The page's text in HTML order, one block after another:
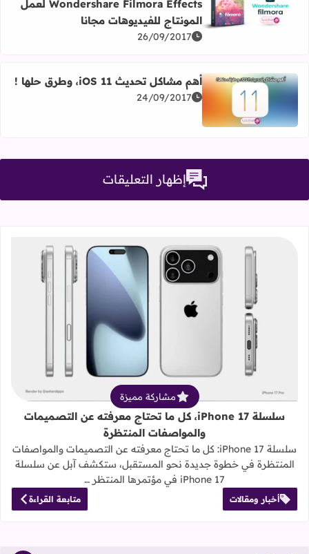
اقرأ المزيد عن جميع إضافات تأثيرات برنامج Wondershare Filmora Effects لعمل المونتاج للفيديوهات مجانا
Wondershare Filmora Effects لعمل
المونتاج للفيديوهات مجانا
26/09/2017
اقرأ المزيد عن أهم مشاكل تحديث iOS 11، وطرق حلها !
أهم مشاكل تحديث iOS 11، وطرق حلها !
24/09/2017
إظهار التعليقات
قراءة المزيد عن سلسلة iPhone 17، كل ما تحتاج معرفته عن التصميمات والمواصفات المنتظرة
مشاركة مميزة
سلسلة iPhone 17، كل ما تحتاج معرفته عن التصميمات
والمواصفات المنتظرة
سلسلة iPhone 17: كل ما تحتاج معرفته عن التصميمات والمواصفات
المنتظرة في خطوة جديدة نحو المستقبل، ستكشف آبل عن سلسلة
iPhone 17 في مؤتمرها المنتظر …
أخبار ومقالات متابعة القراءة